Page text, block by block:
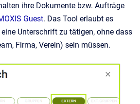
ihre Dokumente bzw. Aufträge
Guest. Das Tool erlaubt es
Unterschrift zu tätigen, ohne dass
Firma, Verein) sein müssen.